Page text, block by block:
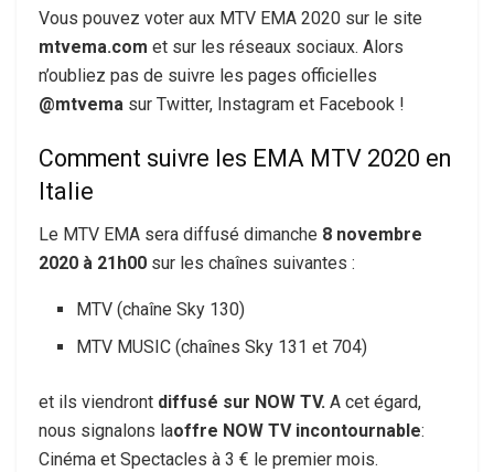
Vous pouvez voter aux MTV EMA 2020 sur le site
mtvema.com et sur les réseaux sociaux. Alors
n’oubliez pas de suivre les pages officielles
@mtvema sur Twitter, Instagram et Facebook !
Comment suivre les EMA MTV 2020 en
Italie
Le MTV EMA sera diffusé dimanche 8 novembre
2020 à 21h00 sur les chaînes suivantes :
MTV (chaîne Sky 130)
MTV MUSIC (chaînes Sky 131 et 704)
et ils viendront diffusé sur NOW TV. A cet égard,
nous signalons laoffre NOW TV incontournable:
Cinéma et Spectacles à 3 € le premier mois.